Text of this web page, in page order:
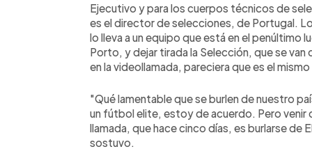
Ejecutivo y para los cuerpos técnicos de
es el director de selecciones, de Portugal.
lo lleva a un equipo que está en el penúltimo
Porto, y dejar tirada la Selección, que se
en la videollamada, pareciera que es el
"Qué lamentable que se burlen de nuestro
un fútbol elite, estoy de acuerdo. Pero venir
llamada, que hace cinco días, es burlarse de
sostuvo.